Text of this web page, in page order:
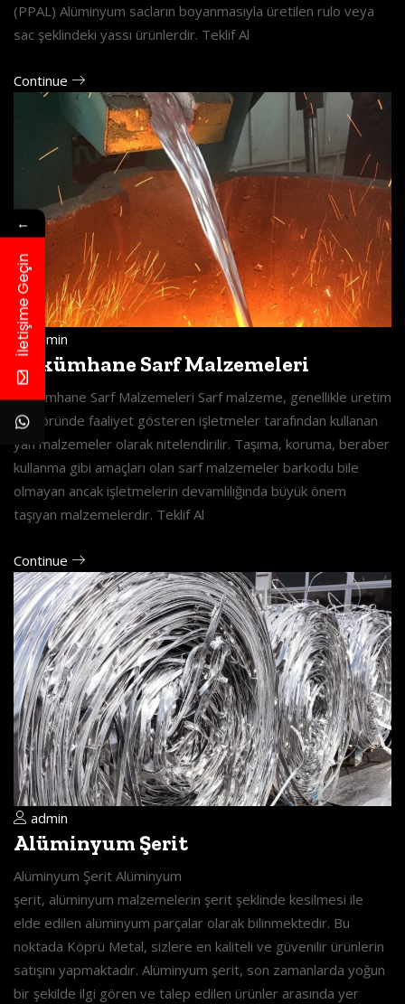
(PPAL) Alüminyum sacların boyanmasıyla üretilen rulo veya
sac şeklindeki yassı ürünlerdir. Teklif Al
Continue
admin
Dökümhane Sarf Malzemeleri
Dökümhane Sarf Malzemeleri Sarf malzeme, genellikle üretim
sektöründe faaliyet gösteren işletmeler tarafından kullanan
yan malzemeler olarak nitelendirilir. Taşıma, koruma, beraber
kullanma gibi amaçları olan sarf malzemeler barkodu bile
olmayan ancak işletmelerin devamlılığında büyük önem
taşıyan malzemelerdir. Teklif Al
Continue
admin
Alüminyum Şerit
Alüminyum Şerit Alüminyum
şerit, alüminyum malzemelerin şerit şeklinde kesilmesi ile
elde edilen alüminyum parçalar olarak bilinmektedir. Bu
noktada Köprü Metal, sizlere en kaliteli ve güvenilir ürünlerin
satışını yapmaktadır. Alüminyum şerit, son zamanlarda yoğun
bir şekilde ilgi gören ve talep edilen ürünler arasında yer
←
İletişime Geçin